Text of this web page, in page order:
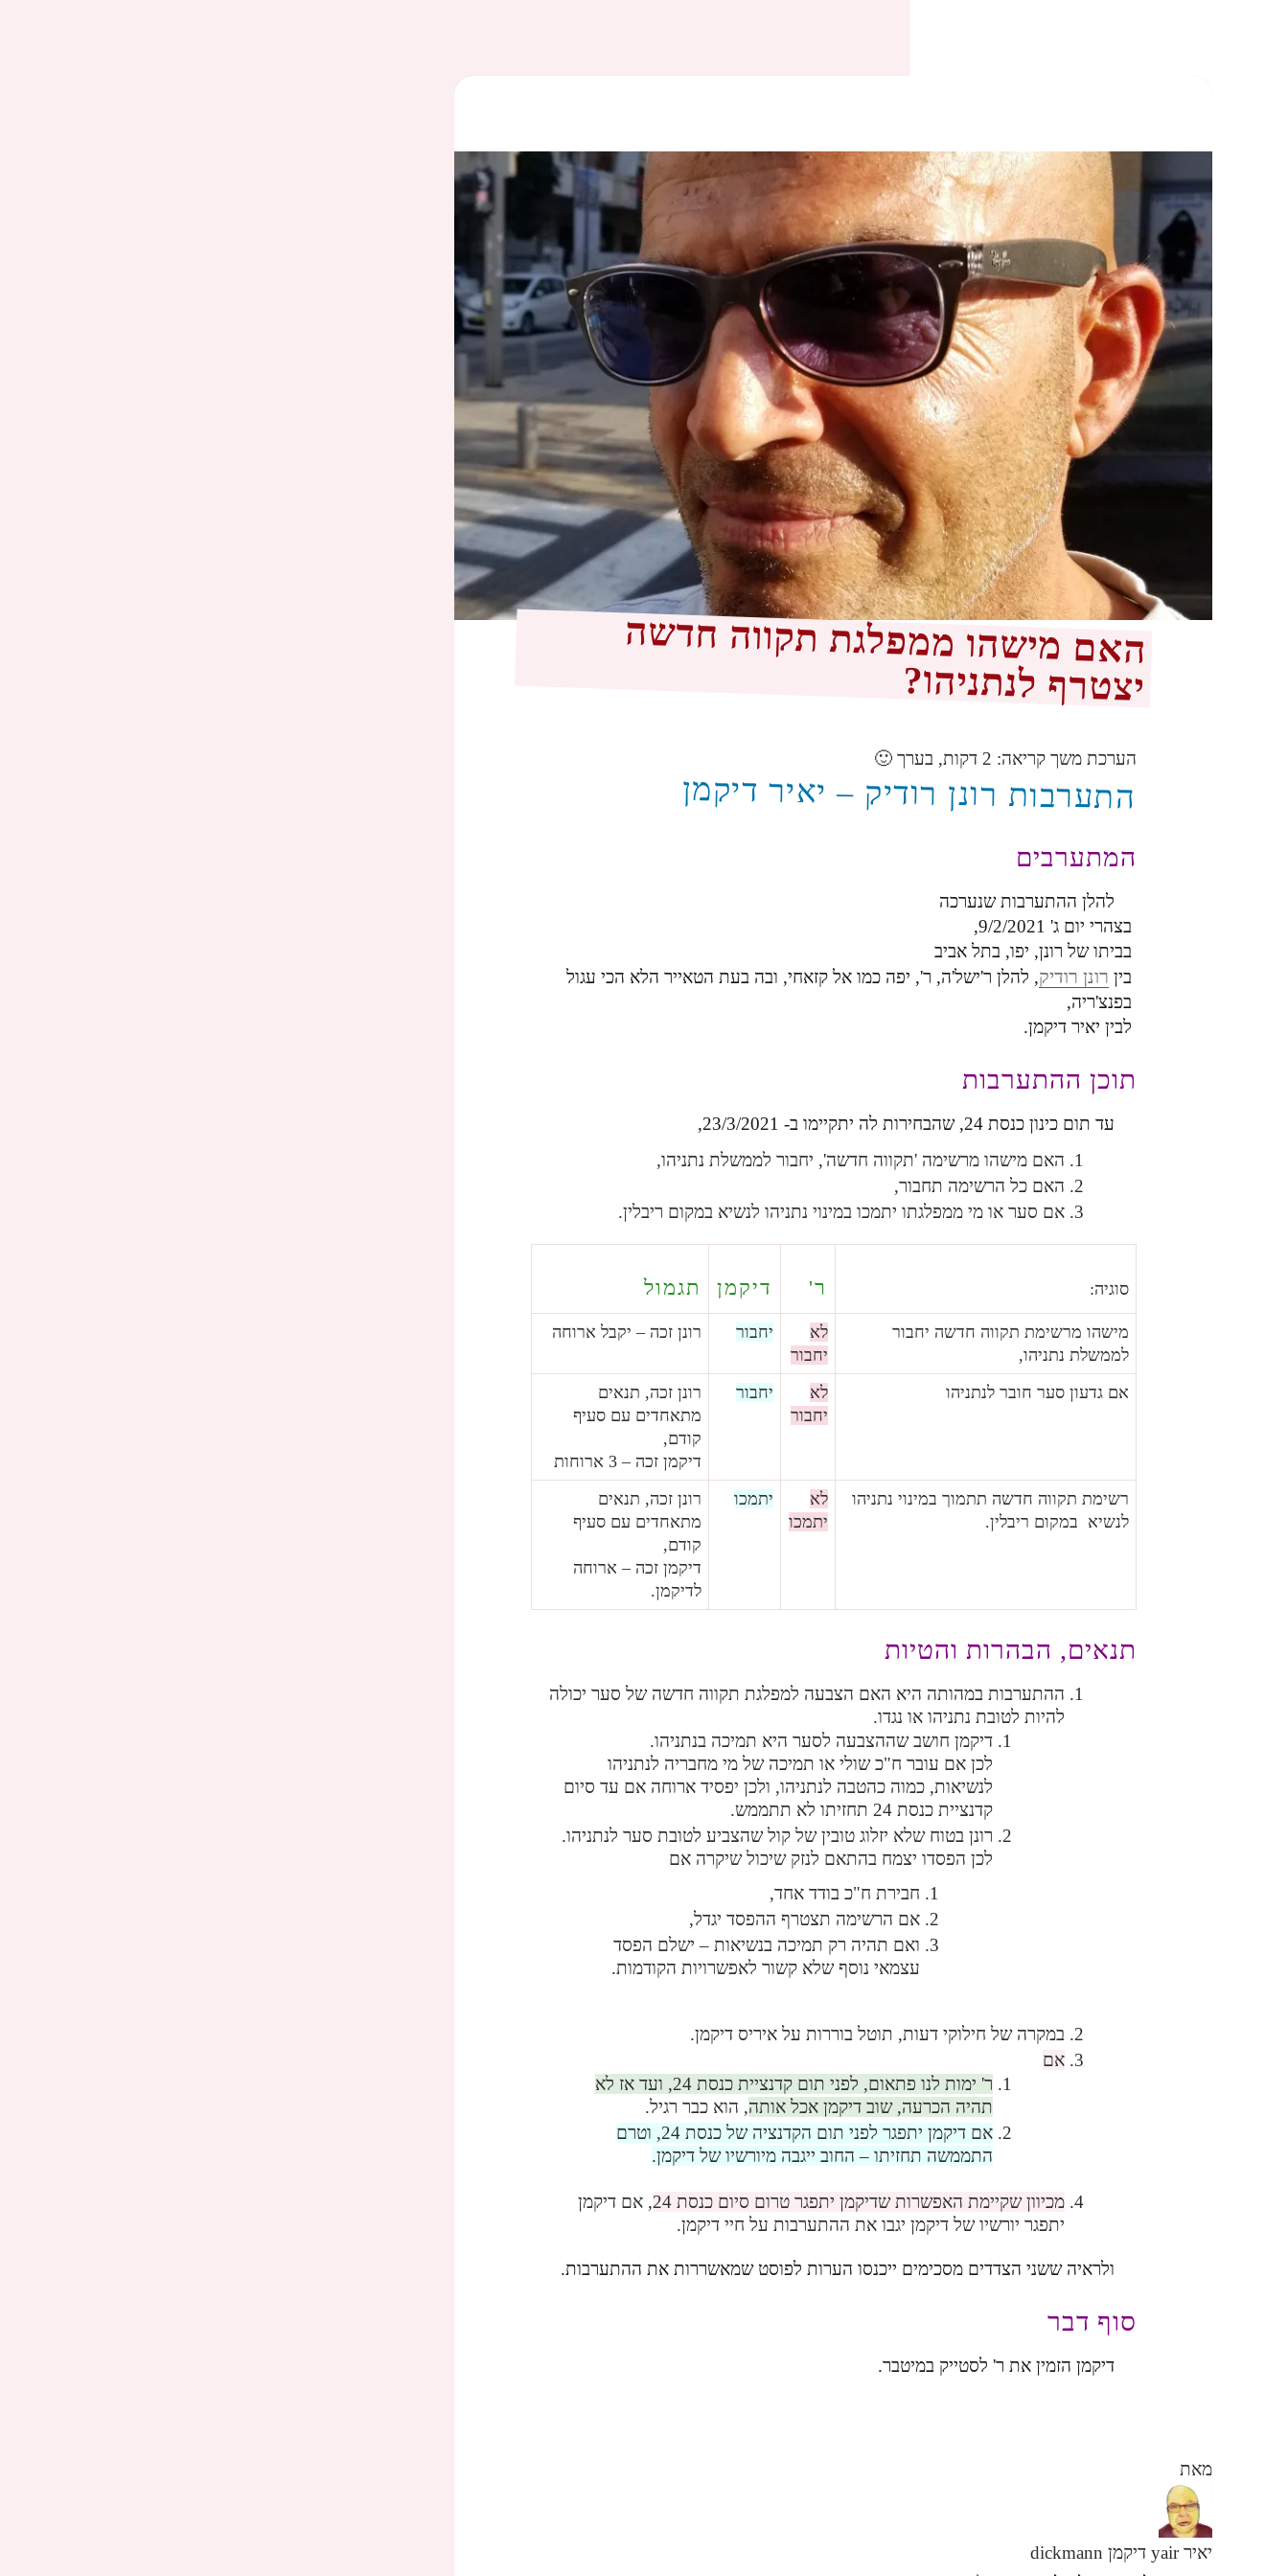
האם מישהו ממפלגת תקווה חדשה
יצטרף לנתניהו?
הערכת משך קריאה: 2 דקות, בערך 🙂
התערבות רונן רודיק – יאיר דיקמן
המתערבים
להלן ההתערבות שנערכה
בצהרי יום ג' 9/2/2021,
בביתו של רונן, יפו, בתל אביב
בין רונן רודיק, להלן ר'ישל'ה, ר', יפה כמו אל קזאחי, ובה בעת הטאייר הלא הכי עגול
בפנצ'ריה,
לבין יאיר דיקמן.
תוכן ההתערבות
עד תום כינון כנסת 24, שהבחירות לה יתקיימו ב- 23/3/2021,
האם מישהו מרשימה 'תקווה חדשה', יחבור לממשלת נתניהו,
האם כל הרשימה תחבור,
אם סער או מי ממפלגתו יתמכו במינוי נתניהו לנשיא במקום ריבלין.
סוגיה: ר' דיקמן תגמול
מישהו מרשימת תקווה חדשה יחבור
לממשלת נתניהו,
לא
יחבור
יחבור רונן זכה – יקבל ארוחה
אם גדעון סער חובר לנתניהו
לא
יחבור
יחבור
רונן זכה, תנאים
מתאחדים עם סעיף
קודם,
דיקמן זכה – 3 ארוחות
רשימת תקווה חדשה תתמוך במינוי נתניהו
לנשיא במקום ריבלין.
לא
יתמכו
יתמכו
רונן זכה, תנאים
מתאחדים עם סעיף
קודם,
דיקמן זכה – ארוחה
לדיקמן.
תנאים, הבהרות והטיות
ההתערבות במהותה היא האם הצבעה למפלגת תקווה חדשה של סער יכולה
להיות לטובת נתניהו או נגדו.
דיקמן חושב שההצבעה לסער היא תמיכה בנתניהו.
לכן אם עובר ח"כ שולי או תמיכה של מי מחבריה לנתניהו
לנשיאות, כמוה כהטבה לנתניהו, ולכן יפסיד ארוחה אם עד סיום
קדנציית כנסת 24 תחזיתו לא תתממש.
רונן בטוח שלא יזלוג טובין של קול שהצביע לטובת סער לנתניהו.
לכן הפסדו יצמח בהתאם לנזק שיכול שיקרה אם
חבירת ח"כ בודד אחד,
אם הרשימה תצטרף ההפסד יגדל,
ואם תהיה רק תמיכה בנשיאות – ישלם הפסד
עצמאי נוסף שלא קשור לאפשרויות הקודמות.
במקרה של חילוקי דעות, תוטל בוררות על איריס דיקמן.
אם
ר' ימות לנו פתאום, לפני תום קדנציית כנסת 24, ועד אז לא
תהיה הכרעה, שוב דיקמן אכל אותה, הוא כבר רגיל.
אם דיקמן יתפגר לפני תום הקדנציה של כנסת 24, וטרם
התממשה תחזיתו – החוב ייגבה מיורשיו של דיקמן.
מכיוון שקיימת האפשרות שדיקמן יתפגר טרום סיום כנסת 24
, אם דיקמן
יתפגר יורשיו של דיקמן יגבו את ההתערבות על חיי דיקמן.
ולראיה ששני הצדדים מסכימים ייכנסו הערות לפוסט שמאשררות את ההתערבות.
סוף דבר
דיקמן הזמין את ר' לסטייק במיטבר.
מאת
יאיר yair דיקמן dickmann